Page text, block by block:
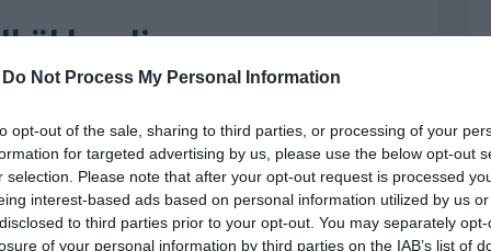
Do Not Process My Personal Information
opt-out of the sale, sharing to third parties, or processing of your
for targeted advertising by us, please use the below opt-out
selection. Please note that after your opt-out request is processed
interest-based ads based on personal information utilized by us
to third parties prior to your opt-out. You may separately
of your personal information by third parties on the IAB’s list of
kezdi meg az
Amerikában a
,autós hírek,Cruise,önvezető autó ,Origin,San Francisco
számban az utakon a különböző cégek, de
mindig ült a biztonság kedvéért egy sofőr